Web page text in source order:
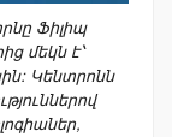
Ֆիլիպ
մեկն է՝
Կենտրոնն